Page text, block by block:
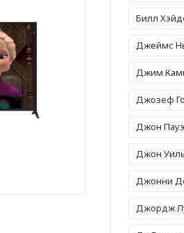
Билл
Джеймс
Джим
Джозеф
Джон
Джон
Джонни
Джордж